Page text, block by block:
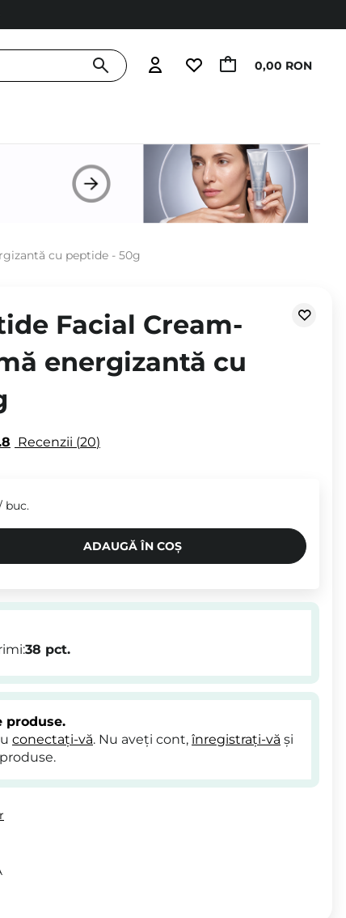
0,00 RON
cu peptide - 50g
Facial Cream-
energizantă cu
Recenzii 20
buc.
ADAUGĂ ÎN COȘ
38 pct.
produse.
conectați-vă. Nu aveți cont, înregistrați-vă și